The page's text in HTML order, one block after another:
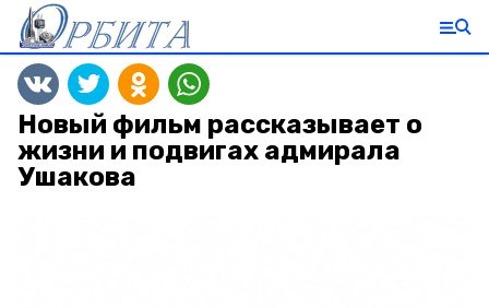
Новый фильм рассказывает о
жизни и подвигах адмирала
Ушакова